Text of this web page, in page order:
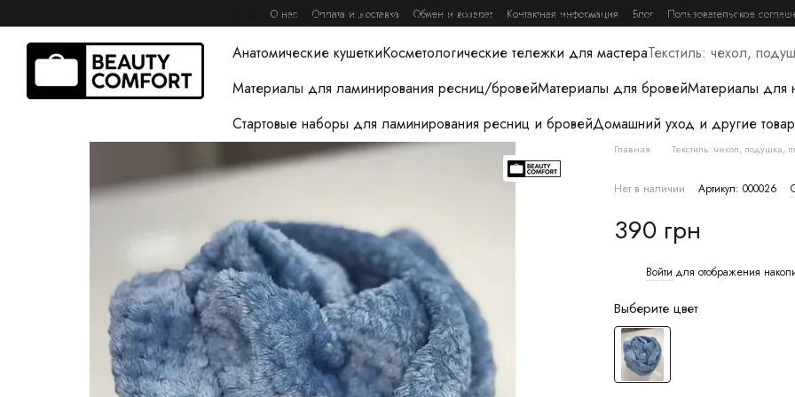
О нас Оплата и доставка Обмен и возврат Контактная информация Блог Пользовательское
Книги журналы и гайды и вебинарыЛампы для мастераОдноразовые простыни и
Анатомические кушеткиКосметологические тележки для мастераТекстиль: чехол,
Материалы для ламинирования ресниц/бровейМатериалы для бровейМатериалы для
Стартовые наборы для ламинирования ресниц и бровейДомашний уход и другие
Главная Текстиль: чехол, подушка,
Нет в наличии Артикул: 000026
390 грн
Войти для отображения
Выберите цвет